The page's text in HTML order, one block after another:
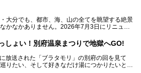
大分でも、都市、海、山の全てを眺望する絶景
かなかありません。2026年7月3日にリニュー
SPA てんくう)」は、なんとJR大分駅直結と
高さ！
う圧倒的な開放感が魅力。温泉、ロウリュサウ
ひんやりとした約27度の高濃度炭酸泉で交互浴
しょい！別府温泉まつりで地獄へGO!
放送された「ブラタモリ」の別府の回を見て
巡りたい、そして好きなだけ湯につかりたいと切